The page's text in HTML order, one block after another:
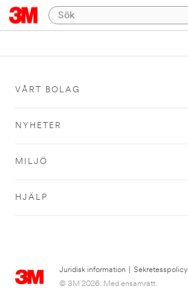
VÅRT BOLAG
NYHETER
MILJÖ
HJÄLP
Juridisk information Sekretesspolicy
© 3M 2026. Med ensamrätt.